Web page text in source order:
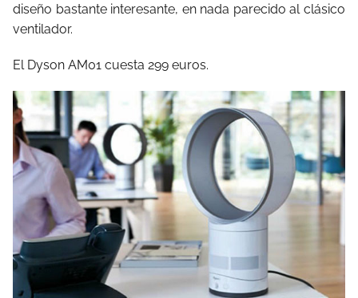
diseño bastante interesante, en nada parecido al clásico
ventilador.
El Dyson AM01 cuesta 299 euros.